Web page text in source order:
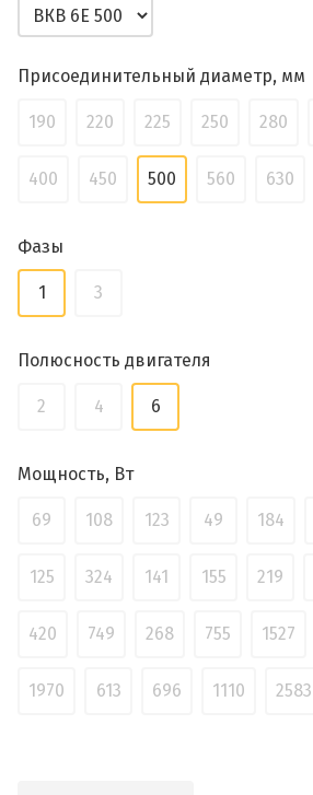
Присоединительный диаметр, мм
190 220 225 250 280
400 450 500 560 630
Фазы
1 3
Полюсность двигателя
2 4 6
Мощность, Вт
69 108 123 49 184
125 324 141 155 219
420 749 268 755 1527
1970 613 696 1110 2583